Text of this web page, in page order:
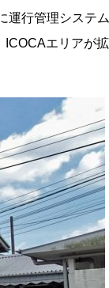
運行管理システ
ICOCAエリアが